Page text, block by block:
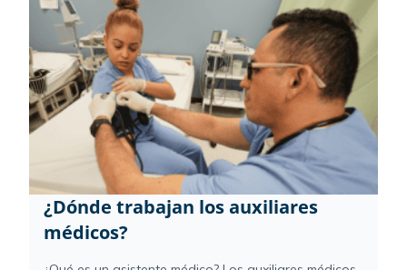
¿Dónde trabajan los auxiliares
médicos?